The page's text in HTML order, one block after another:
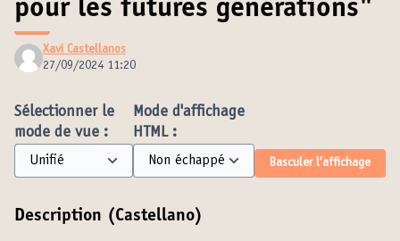
pour les futures générations"
Xavi Castellanos
27/09/2024 11:20
Sélectionner le
mode de vue :
Mode d'affichage
HTML :
Basculer l’affichage
Description (Castellano)